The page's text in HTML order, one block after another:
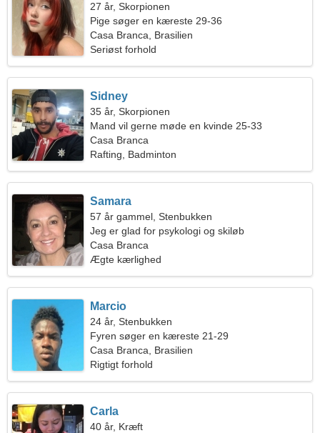
27 år, Skorpionen
Pige søger en kæreste 29-36
Casa Branca, Brasilien
Seriøst forhold
Sidney
35 år, Skorpionen
Mand vil gerne møde en kvinde 25-33
Casa Branca
Rafting, Badminton
Samara
57 år gammel, Stenbukken
Jeg er glad for psykologi og skiløb
Casa Branca
Ægte kærlighed
Marcio
24 år, Stenbukken
Fyren søger en kæreste 21-29
Casa Branca, Brasilien
Rigtigt forhold
Carla
40 år, Kræft